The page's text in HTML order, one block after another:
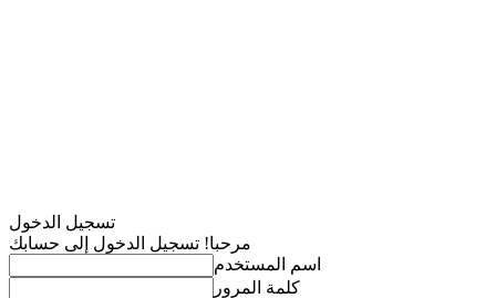
تسجيل الدخول
مرحبا! تسجيل الدخول إلى حسابك
اسم المستخدم
كلمة المرور